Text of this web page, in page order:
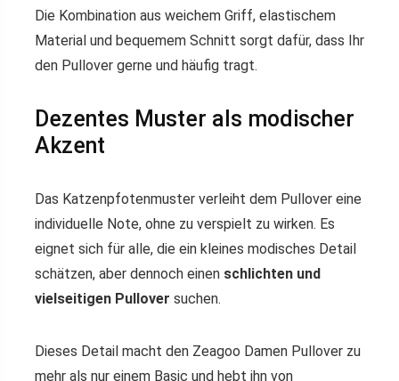
Die Kombination aus weichem Griff, elastischem
Material und bequemem Schnitt sorgt dafür, dass Ihr
den Pullover gerne und häufig tragt.
Dezentes Muster als modischer
Akzent
Das Katzenpfotenmuster verleiht dem Pullover eine
individuelle Note, ohne zu verspielt zu wirken. Es
eignet sich für alle, die ein kleines modisches Detail
schätzen, aber dennoch einen schlichten und
vielseitigen Pullover suchen.
Dieses Detail macht den Zeagoo Damen Pullover zu
mehr als nur einem Basic und hebt ihn von